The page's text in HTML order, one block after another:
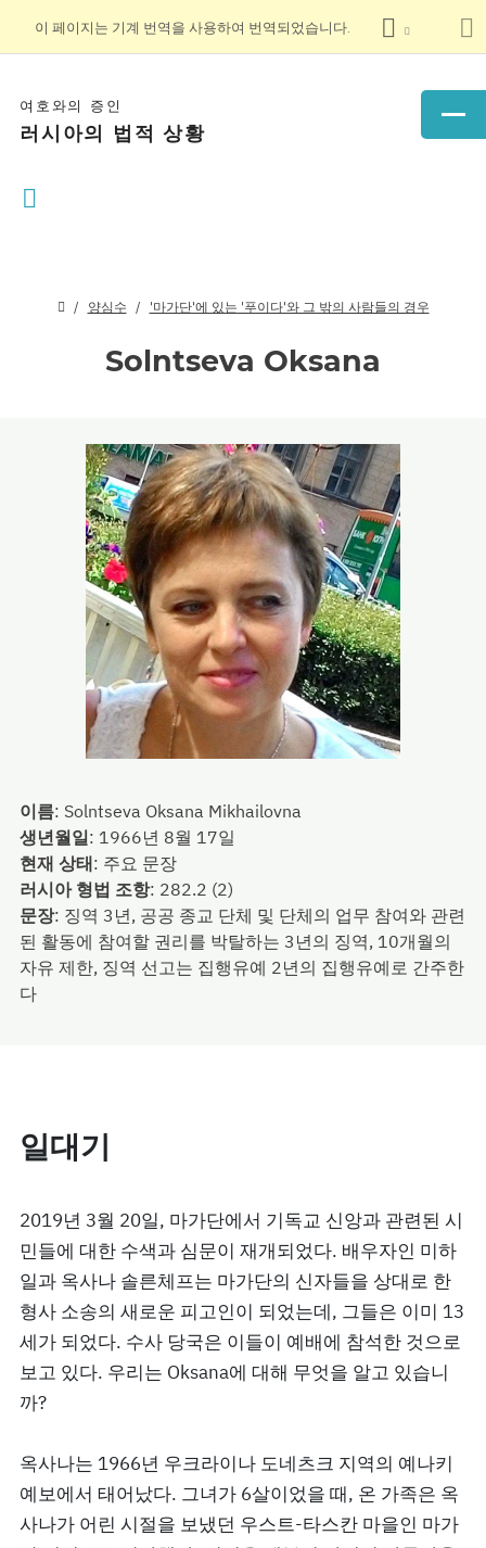
이 페이지는 기계 번역을 사용하여 번역되었습니다.
여호와의 증인
러시아의 법적 상황
양심수 '마가단'에 있는 '푸이다'와 그 밖의 사람들의 경우
Solntseva Oksana
이름: Solntseva Oksana Mikhailovna
생년월일: 1966년 8월 17일
현재 상태: 주요 문장
러시아 형법 조항: 282.2 (2)
문장: 징역 3년, 공공 종교 단체 및 단체의 업무 참여와 관련
된 활동에 참여할 권리를 박탈하는 3년의 징역, 10개월의
자유 제한, 징역 선고는 집행유예 2년의 집행유예로 간주한
다
일대기
2019년 3월 20일, 마가단에서 기독교 신앙과 관련된 시
민들에 대한 수색과 심문이 재개되었다. 배우자인 미하
일과 옥사나 솔른체프는 마가단의 신자들을 상대로 한
형사 소송의 새로운 피고인이 되었는데, 그들은 이미 13
세가 되었다. 수사 당국은 이들이 예배에 참석한 것으로
보고 있다. 우리는 Oksana에 대해 무엇을 알고 있습니
까?
옥사나는 1966년 우크라이나 도네츠크 지역의 예나키
예보에서 태어났다. 그녀가 6살이었을 때, 온 가족은 옥
사나가 어린 시절을 보냈던 우스트-타스칸 마을인 마가